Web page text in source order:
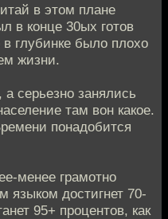
в этом плане
в конце 30ых готов
глубинке было плохо
жизни.
серьезно занялись
там вон какое.
понадобится
менее грамотно
языком достигнет 70-
95+ процентов, как